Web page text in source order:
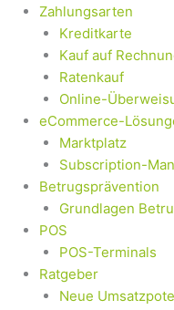
Zahlungsarten
Kreditkarte
Kauf auf
Ratenkauf
Online-
eCommerce-
Marktplatz
Subscription-
Betrugsprävention
Grundlagen
POS
POS-Terminals
Ratgeber
Neue